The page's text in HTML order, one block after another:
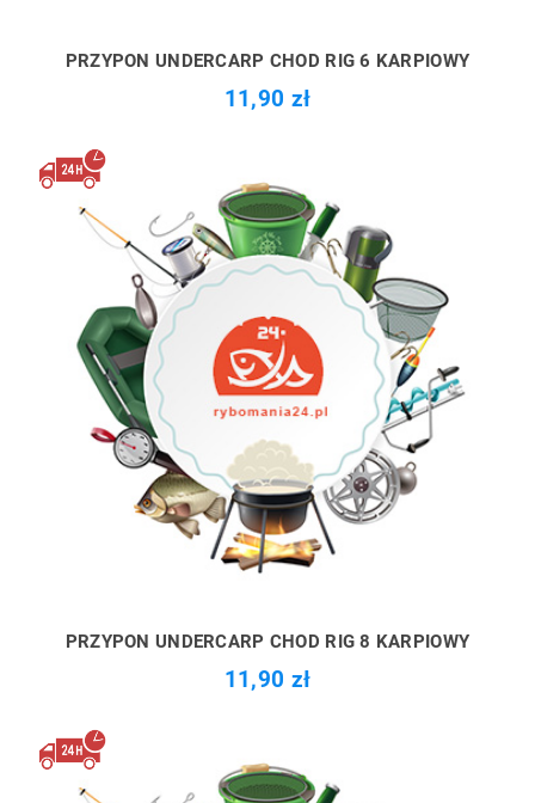
PRZYPON UNDERCARP CHOD RIG 6 KARPIOWY
11,90 zł
PRZYPON UNDERCARP CHOD RIG 8 KARPIOWY
11,90 zł